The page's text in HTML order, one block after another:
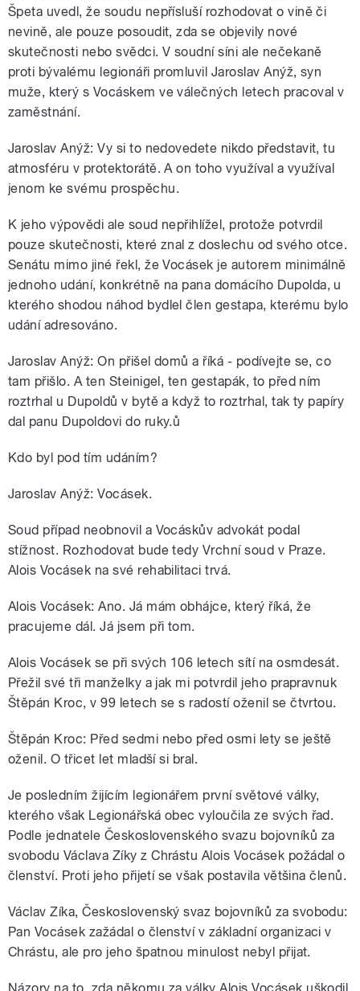
Špeta uvedl, že soudu nepřísluší rozhodovat o vině či
nevině, ale pouze posoudit, zda se objevily nové
skutečnosti nebo svědci. V soudní síni ale nečekaně
proti bývalému legionáři promluvil Jaroslav Anýž, syn
muže, který s Vocáskem ve válečných letech pracoval v
zaměstnání.
Jaroslav Anýž: Vy si to nedovedete nikdo představit, tu
atmosféru v protektorátě. A on toho využíval a využíval
jenom ke svému prospěchu.
K jeho výpovědi ale soud nepřihlížel, protože potvrdil
pouze skutečnosti, které znal z doslechu od svého otce.
Senátu mimo jiné řekl, že Vocásek je autorem minimálně
jednoho udání, konkrétně na pana domácího Dupolda, u
kterého shodou náhod bydlel člen gestapa, kterému bylo
udání adresováno.
Jaroslav Anýž: On přišel domů a říká - podívejte se, co
tam přišlo. A ten Steinigel, ten gestapák, to před ním
roztrhal u Dupoldů v bytě a když to roztrhal, tak ty papíry
dal panu Dupoldovi do ruky.ů
Kdo byl pod tím udáním?
Jaroslav Anýž: Vocásek.
Soud případ neobnovil a Vocáskův advokát podal
stížnost. Rozhodovat bude tedy Vrchní soud v Praze.
Alois Vocásek na své rehabilitaci trvá.
Alois Vocásek: Ano. Já mám obhájce, který říká, že
pracujeme dál. Já jsem při tom.
Alois Vocásek se při svých 106 letech sítí na osmdesát.
Přežil své tři manželky a jak mi potvrdil jeho prapravnuk
Štěpán Kroc, v 99 letech se s radostí oženil se čtvrtou.
Štěpán Kroc: Před sedmi nebo před osmi lety se ještě
oženil. O třicet let mladší si bral.
Je posledním žijícím legionářem první světové války,
kterého však Legionářská obec vyloučila ze svých řad.
Podle jednatele Československého svazu bojovníků za
svobodu Václava Zíky z Chrástu Alois Vocásek požádal o
členství. Proti jeho přijetí se však postavila většina členů.
Václav Zíka, Československý svaz bojovníků za svobodu:
Pan Vocásek zažádal o členství v základní organizaci v
Chrástu, ale pro jeho špatnou minulost nebyl přijat.